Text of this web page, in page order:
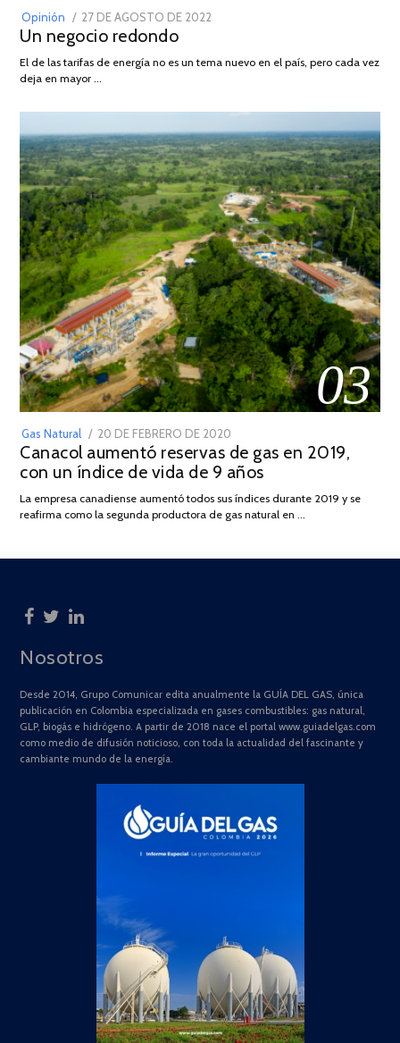
Opinión
POSTED
ON
27 DE AGOSTO DE 2022
DE
Un negocio redondo
El de las tarifas de energía no es un tema nuevo en el país, pero cada vez
deja en mayor …
03
Gas Natural
POSTED
ON
20 DE FEBRERO DE 2020
DE
JULIO
2025
Canacol aumentó reservas de gas en 2019,
con un índice de vida de 9 años
La empresa canadiense aumentó todos sus índices durante 2019 y se
reafirma como la segunda productora de gas natural en …
Nosotros
Desde 2014, Grupo Comunicar edita anualmente la GUÍA DEL GAS, única
publicación en Colombia especializada en gases combustibles: gas natural,
GLP, biogás e hidrógeno. A partir de 2018 nace el portal www.guiadelgas.com
como medio de difusión noticioso, con toda la actualidad del fascinante y
cambiante mundo de la energía.